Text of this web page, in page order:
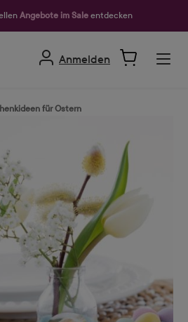
Angebote im Sale entdecken
Anmelden
für Ostern